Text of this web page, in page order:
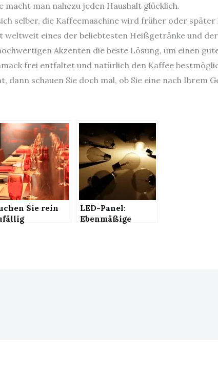
macht man nahezu jeden Haushalt glücklich.
selber, die Kaffeemaschine wird früher oder
weltweit eines der beliebtesten Heißgetränke und
Akzenten die beste Lösung, um einen
frei entfaltet und natürlich den Kaffee
dann schauen Sie doch mal, ob Sie eine nach Ihrem
Sie rein
LED-Panel:
Ebenmäßige